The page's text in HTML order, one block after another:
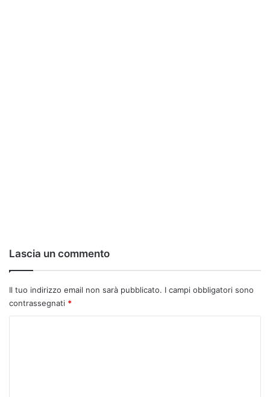
Lascia un commento
Il tuo indirizzo email non sarà pubblicato. I campi obbligatori sono
contrassegnati *